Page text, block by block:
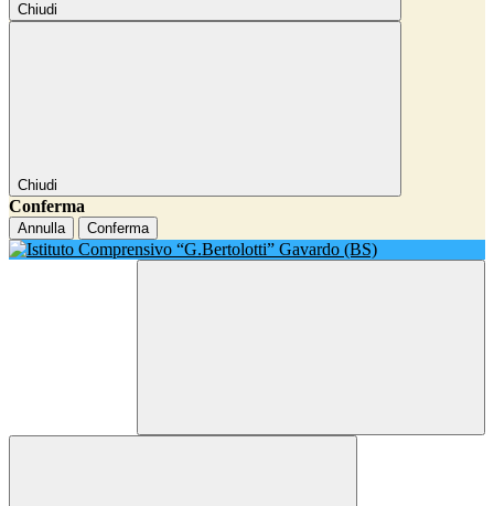
Chiudi
Chiudi
Conferma
Annulla Conferma